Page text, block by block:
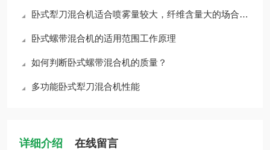
卧式犁刀混合机适合喷雾量较大，纤维含量大的场合使用
卧式螺带混合机的适用范围工作原理
如何判断卧式螺带混合机的质量？
多功能卧式犁刀混合机性能
详细介绍 在线留言